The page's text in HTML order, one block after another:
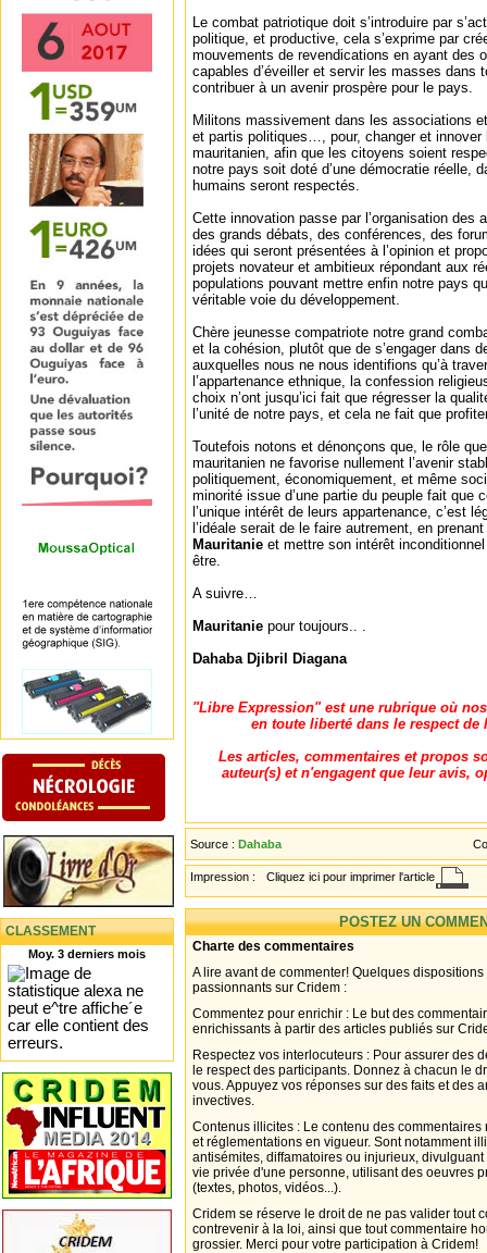
CLASSEMENT
Moy. 3 derniers mois
Le combat patriotique doit s’introduire par
politique, et productive, cela s’exprime par
mouvements de revendications en ayant des
capables d’éveiller et servir les masses dans
contribuer à un avenir prospère pour le pays.
Militons massivement dans les associations
et partis politiques…, pour, changer et innover
mauritanien, afin que les citoyens soient
notre pays soit doté d’une démocratie réelle,
humains seront respectés.
Cette innovation passe par l’organisation
des grands débats, des conférences, des
idées qui seront présentées à l’opinion et
projets novateur et ambitieux répondant aux
populations pouvant mettre enfin notre pays
véritable voie du développement.
Chère jeunesse compatriote notre grand
et la cohésion, plutôt que de s’engager dans
auxquelles nous ne nous identifions qu’à
l’appartenance ethnique, la confession
choix n’ont jusqu’ici fait que régresser la
l’unité de notre pays, et cela ne fait que
Toutefois notons et dénonçons que, le rôle
mauritanien ne favorise nullement l’avenir
politiquement, économiquement, et même
minorité issue d’une partie du peuple fait que
l’unique intérêt de leurs appartenance, c’est
l’idéale serait de le faire autrement, en
Mauritanie et mettre son intérêt
être.
A suivre…
Mauritanie pour toujours.. .
Dahaba Djibril Diagana
"Libre Expression" est une rubrique où
en toute liberté dans le respect de
Les articles, commentaires et propos
auteur(s) et n'engagent que leur avis,
Source : Dahaba
Impression : Cliquez ici pour imprimer l'article
POSTEZ UN
Charte des commentaires
A lire avant de commenter! Quelques
passionnants sur Cridem :
Commentez pour enrichir : Le but des
enrichissants à partir des articles publiés sur
Respectez vos interlocuteurs : Pour assurer des
le respect des participants. Donnez à chacun le
vous. Appuyez vos réponses sur des faits et des
invectives.
Contenus illicites : Le contenu des
et réglementations en vigueur. Sont notamment
antisémites, diffamatoires ou injurieux,
vie privée d'une personne, utilisant des oeuvres
(textes, photos, vidéos...).
Cridem se réserve le droit de ne pas valider tout
contrevenir à la loi, ainsi que tout commentaire
grossier. Merci pour votre participation à Cridem!